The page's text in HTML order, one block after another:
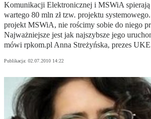
Komunikacji Elektronicznej i MSWiA spierają
wartego 80 mln zł tzw. projektu
projekt MSWiA, nie rościmy sobie do niego
Najważniejsze jest jak najszybsze jego
mówi rpkom.pl Anna Streżyńska, prezes
Publikacja: 02.07.2010 14:22